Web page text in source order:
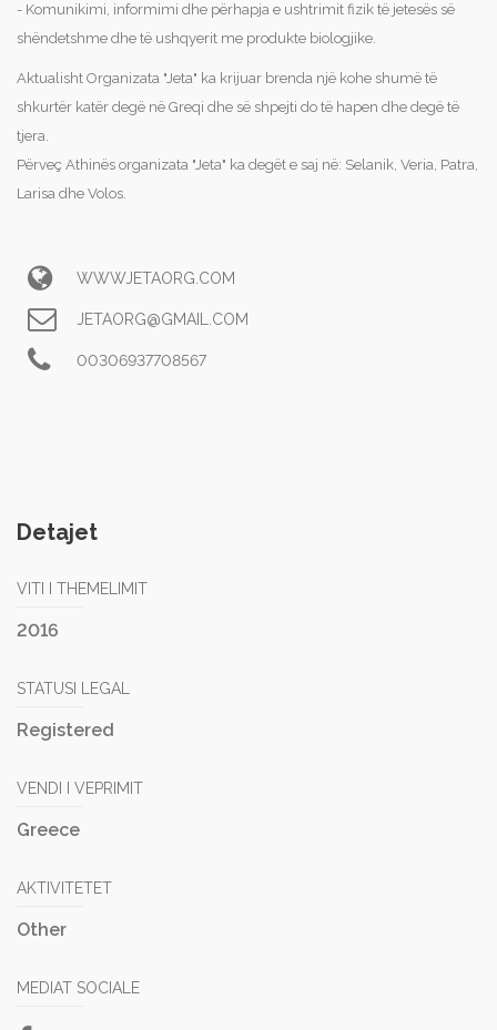
- Komunikimi, informimi dhe përhapja e ushtrimit fizik të jetesës së
shëndetshme dhe të ushqyerit me produkte biologjike.
Aktualisht Organizata "Jeta" ka krijuar brenda një kohe shumë të
shkurtër katër degë në Greqi dhe së shpejti do të hapen dhe degë të
tjera.
Përveç Athinës organizata "Jeta" ka degët e saj në: Selanik, Veria, Patra,
Larisa dhe Volos.
WWWJETAORG.COM
JETAORG@GMAIL.COM
00306937708567
Detajet
VITI I THEMELIMIT
2016
STATUSI LEGAL
Registered
VENDI I VEPRIMIT
Greece
AKTIVITETET
Other
MEDIAT SOCIALE